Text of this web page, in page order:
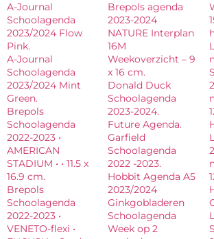
A-Journal
Schoolagenda
2023/2024 Flow
Pink.
A-Journal
Schoolagenda
2023/2024 Mint
Green.
Brepols
Schoolagenda
2022-2023 •
AMERICAN
STADIUM • • 11.5 x
16.9 cm.
Brepols
Schoolagenda
2022-2023 •
VENETO-flexi •
Brepols agenda
2023-2024
NATURE Interplan
16M
Weekoverzicht – 9
x 16 cm.
Donald Duck
Schoolagenda
2023-2024.
Future Agenda.
Garfield
Schoolagenda
2022 -2023.
Hobbit Agenda A5
2023/2024
Ginkgobladeren
Schoolagenda
Week op 2